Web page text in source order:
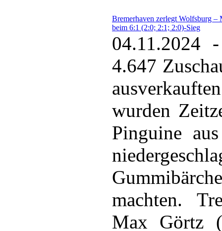
Bremerhaven zerlegt Wolfsburg
beim 6:1 (2:0; 2:1; 2:0)-Sieg
04.11.2024
4.647
wurden
Pinguine
machten.
Max Görtz